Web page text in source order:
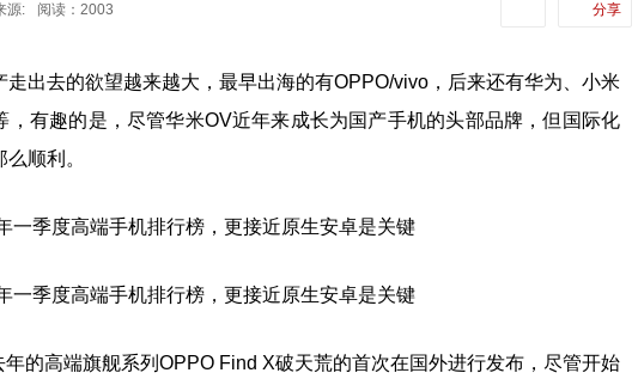
源: 阅读：2003 分享
走出去的欲望越来越大，最早出海的有OPPO/vivo，后来还有华为、小米
，有趣的是，尽管华米OV近年来成长为国产手机的头部品牌，但国际化
顺利。
年的高端旗舰系列OPPO Find X破天荒的首次在国外进行发布，尽管开始